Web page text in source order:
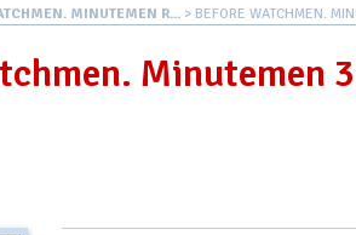
MINUTEMEN R... > BEFORE WATCHMEN.
Minutemen 3